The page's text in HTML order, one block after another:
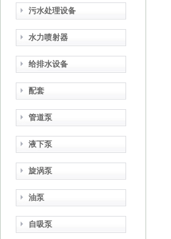
污水处理设备
水力喷射器
给排水设备
配套
管道泵
液下泵
旋涡泵
油泵
自吸泵